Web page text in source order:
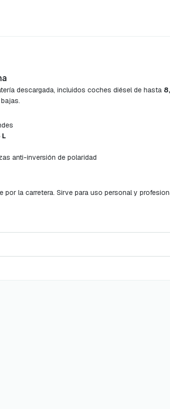
descargada, incluidos coches diésel de hasta
L
anti-inversión de polaridad
la carretera. Sirve para uso personal y